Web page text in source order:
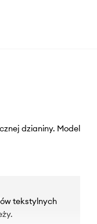
dzianiny. Model
tekstylnych